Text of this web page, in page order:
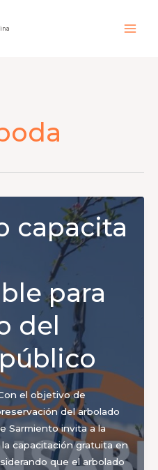
capacita
para
del
el objetivo de
del arbolado
Sarmiento invita a la
capacitación gratuita en
que el arbolado